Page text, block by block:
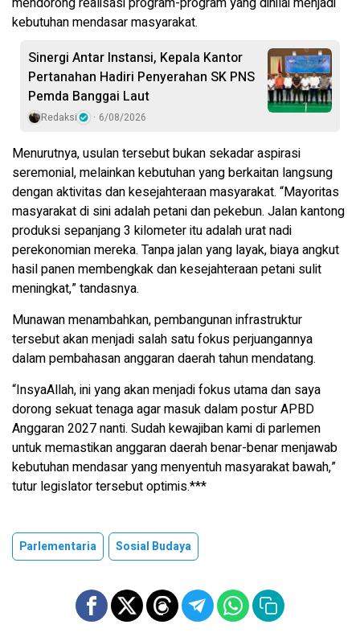
kebutuhan mendasar masyarakat.
Sinergi Antar Instansi, Kepala Kantor
Pertanahan Hadiri Penyerahan SK PNS
Pemda Banggai Laut
Redaksi 6/08/2026
Menurutnya, usulan tersebut bukan sekadar aspirasi
seremonial, melainkan kebutuhan yang berkaitan langsung
dengan aktivitas dan kesejahteraan masyarakat. “Mayoritas
masyarakat di sini adalah petani dan pekebun. Jalan kantong
produksi sepanjang 3 kilometer itu adalah urat nadi
perekonomian mereka. Tanpa jalan yang layak, biaya angkut
hasil panen membengkak dan kesejahteraan petani sulit
meningkat,” tandasnya.
Munawan menambahkan, pembangunan infrastruktur
tersebut akan menjadi salah satu fokus perjuangannya
dalam pembahasan anggaran daerah tahun mendatang.
“InsyaAllah, ini yang akan menjadi fokus utama dan saya
dorong sekuat tenaga agar masuk dalam postur APBD
Anggaran 2027 nanti. Sudah kewajiban kami di parlemen
untuk memastikan anggaran daerah benar-benar menjawab
kebutuhan mendasar yang menyentuh masyarakat bawah,”
tutur legislator tersebut optimis.***
Parlementaria Sosial Budaya